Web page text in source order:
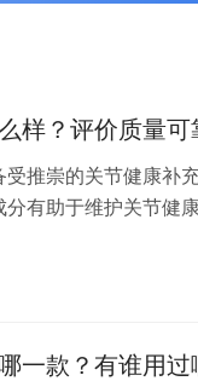
样？评价质量可
推崇的关节健康补
有助于维护关节健
市场上享有较高的声
一款？有谁用